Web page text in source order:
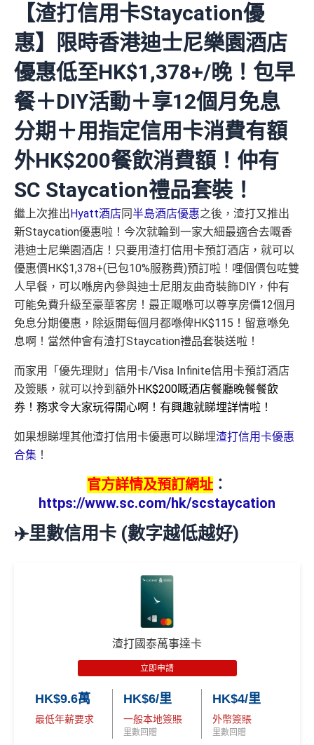
【渣打信用卡Staycation優
惠】限時香港迪士尼樂園酒店
優惠低至HK$1,378+/晚！包早
餐＋DIY活動＋享12個月免息
分期＋用指定信用卡消費有額
外HK$200餐飲消費額！仲有
SC Staycation禮品套裝！
繼上次推出 Hyatt酒店同半島酒店優惠之後，渣打又推出
新Staycation優惠啦！今次就輪到一家大細最適合去嘅香
港迪士尼樂園酒店！只要用渣打信用卡預訂酒店，就可以
優惠價HK$1,378+(已包10%服務費)預訂啦！哩個價包咗雙
人早餐，可以喺房內參與迪士尼朋友曲奇裝飾DIY，仲有
可能免費升級至豪華客房！最正嘅喺可以尊享房價12個月
免息分期優惠，除返開每個月都喺俾HK$115！留意喺免
息啊！當然仲會有渣打Staycation禮品套裝送啦！
而家用「優先理財」信用卡/Visa Infinite信用卡預訂酒店
及簽賬，就可以拎到額外HK$200嘅酒店餐廳晚餐餐飲
券！務求令大家玩得開心啊！有興趣就睇埋詳情啦！
如果想睇埋其他渣打信用卡優惠可以睇埋渣打信用卡優惠
合集 ！
官方詳情及預訂網址 ：
https://www.sc.com/hk/scstaycation
✈️里數信用卡 (數字越低越好)
渣打國泰萬事達卡
立即申請
HK$9.6萬
最低年薪要求
HK$6/里
一般本地簽賬
里數回贈
HK$4/里
外幣簽賬
里數回贈